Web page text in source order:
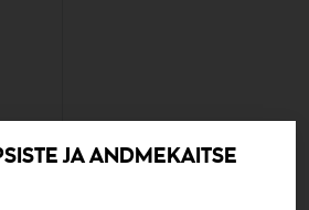
JA ANDMEKAITSE